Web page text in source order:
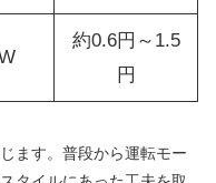
約0.6円～1.5
円
ます。普段から運転モー